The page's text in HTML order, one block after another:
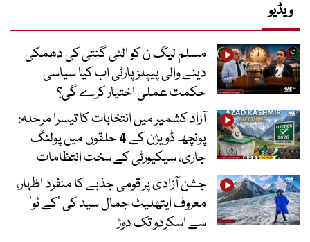
ویڈیو
مسلم لیگ ن کو الٹی گنتی کی دھمکی
دینے والی پیپلز پارٹی اب کیا سیاسی
حکمت عملی اختیار کرے گی؟
آزاد کشمیر میں انتخابات کا تیسرا مرحلہ:
پونچھ ڈویژن کے 4 حلقوں میں پولنگ
جاری، سیکیورٹی کے سخت انتظامات
جشن آزادی پر قومی جذبے کا منفرد اظہار،
معروف ایتھلیٹ جمال سید کی ’کے ٹو‘
سے اسکردو تک دوڑ